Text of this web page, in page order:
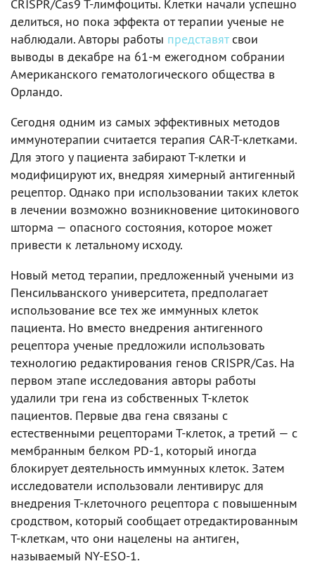
CRISPR/Cas9 T-лимфоциты. Клетки начали успешно
делиться, но пока эффекта от терапии ученые не
наблюдали. Авторы работы представятсвои
выводы в декабре на 61-м ежегодном собрании
Американского гематологического общества в
Орландо.
Сегодня одним из самых эффективных методов
иммунотерапии считается терапия CAR-T-клетками.
Для этого у пациента забирают T-клетки и
модифицируют их, внедряя химерный антигенный
рецептор. Однако при использовании таких клеток
в лечении возможно возникновение цитокинового
шторма — опасного состояния, которое может
привести к летальному исходу.
Новый метод терапии, предложенный учеными из
Пенсильванского университета, предполагает
использование все тех же иммунных клеток
пациента. Но вместо внедрения антигенного
рецептора ученые предложили использовать
технологию редактирования генов CRISPR/Cas. На
первом этапе исследования авторы работы
удалили три гена из собственных T-клеток
пациентов. Первые два гена связаны с
естественными рецепторами Т-клеток, а третий — с
мембранным белком PD-1, который иногда
блокирует деятельность иммунных клеток. Затем
исследователи использовали лентивирус для
внедрения Т-клеточного рецептора с повышенным
сродством, который сообщает отредактированным
Т-клеткам, что они нацелены на антиген,
называемый NY-ESO-1.